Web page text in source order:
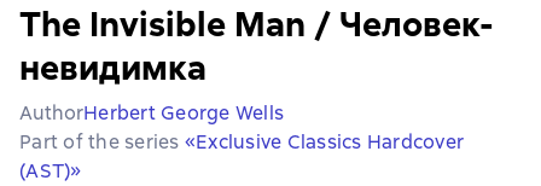
The Invisible Man / Человек-
невидимка
AuthorHerbert George Wells
Part of the series «Exclusive Classics Hardcover
(AST)»